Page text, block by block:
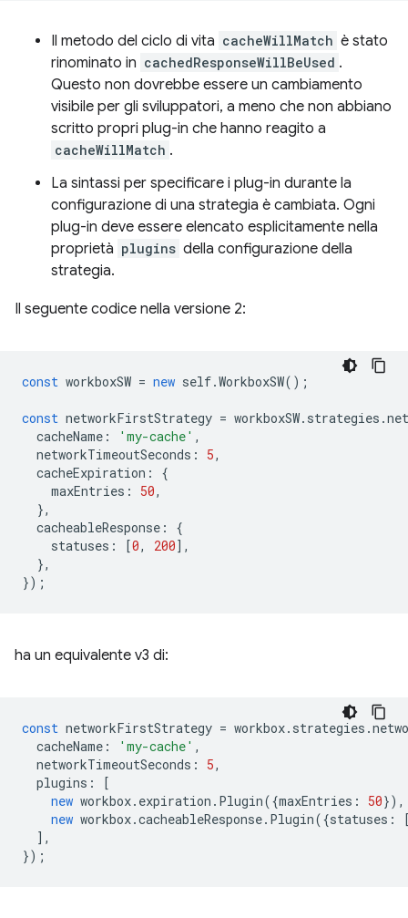
Il metodo del ciclo di vita cacheWillMatch è stato
rinominato in cachedResponseWillBeUsed .
Questo non dovrebbe essere un cambiamento
visibile per gli sviluppatori, a meno che non abbiano
scritto propri plug-in che hanno reagito a
cacheWillMatch .
La sintassi per specificare i plug-in durante la
configurazione di una strategia è cambiata. Ogni
plug-in deve essere elencato esplicitamente nella
proprietà plugins della configurazione della
strategia.
Il seguente codice nella versione 2:
const workboxSW = new self.WorkboxSW();
const networkFirstStrategy = workboxSW. strategies .
cacheName : 'my-cache' ,
networkTimeoutSeconds : 5,
cacheExpiration :
{
maxEntries : 50,
},
cacheableResponse :
{
statuses : [0, 200],
},
});
ha un equivalente v3 di:
const networkFirstStrategy = workbox. strategies .
cacheName : 'my-cache' ,
networkTimeoutSeconds : 5,
plugins :
[
new workbox. expiration . Plugin({maxEntries : 50}),
new workbox.cacheableResponse. Plugin({statuses :
],
});